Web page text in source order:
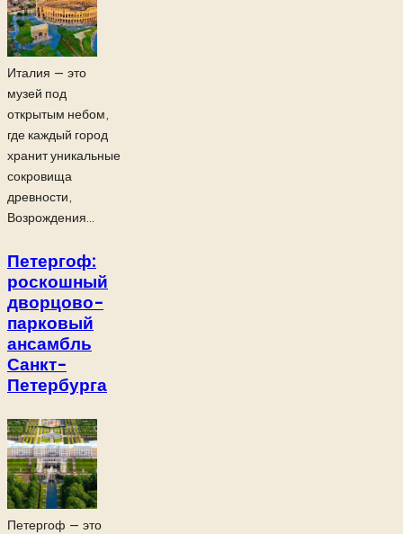
Италия — это
музей под
открытым небом,
где каждый город
хранит уникальные
сокровища
древности,
Возрождения...
Петергоф:
роскошный
дворцово-
парковый
ансамбль
Санкт-
Петербурга
Петергоф — это